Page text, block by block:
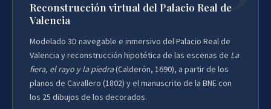
Reconstrucción virtual del Palacio Real de
Valencia
Modelado 3D navegable e inmersivo del Palacio Real de
Valencia y reconstrucción hipotética de las escenas de La
fiera, el rayo y la piedra(Calderón, 1690), a partir de los
planos de Cavallero (1802) y el manuscrito de la BNE con
los 25 dibujos de los decorados.